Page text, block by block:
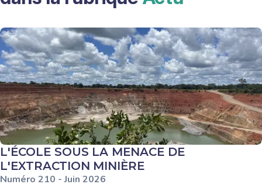
L'ÉCOLE SOUS LA MENACE DE
L'EXTRACTION MINIÈRE
Numéro 210 - Juin 2026